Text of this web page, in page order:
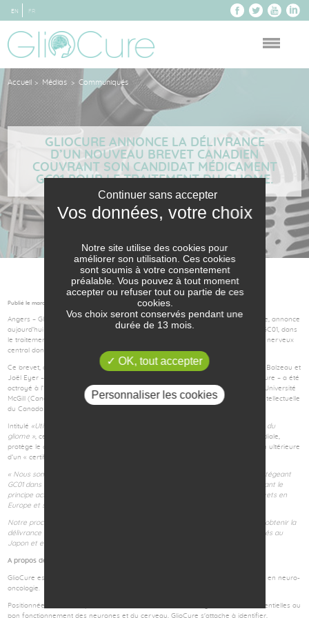
EN FR
Accueil > Médias >Communiqués
GLIOCURE ANNONCE LA DÉLIVRANCE
D’UN NOUVEAU BREVET CANADIEN
COUVRANT SON CANDIDAT MÉDICAMENT
GC01 POUR LE TRAITEMENT DU GLIOME.
Publié le mardi 11 août 2020
Angers – GlioCure SAS, société de biotechnologie spécialisée en neuro-oncologie, annonce
aujourd’hui la délivrance d’un brevet canadien pour son candidat-médicament GC01, dans
le traitement du gliome, le type le plus répandu de tumeur primaire du système nerveux
central dont le glioblastome est la forme la plus agressive (gliome de grade IV).
Ce brevet, ayant pour inventeurs les Drs Alan Peterson, Raphaël Berges, Julien Balzeau et
Joël Eyer – co-fondateur et membre du conseil scientifique et médical de GlioCure – a été
octroyé à l’Institut National de la Santé et de la Recherche Médical (France), à l’Université
McGill (Canada) et à l’Université d’Angers (France) par l’Office de la Propriété Intellectuelle
du Canada sous la référence CA 2 784 091.
Intitulé «Utilisation d’un peptide neurofilamentaire dans le cadre du traitement du
gliome » , ce brevet, pour lequel GlioCure jouit d’une sous-licence exclusive mondiale,
protège le candidat-médicament GC01 jusqu’en 2029, hors l’éventuelle obtention ultérieure
d’un « certificat de protection supplémentaire ».
« Nous sommes très heureux d’avoir obtenu ce nouveau brevet canadien protégeant
GC01 dans son indication thérapeutique principale, après celui de 2015 protégeant le
principe actif lui-même. GC01 est désormais protégé par deux familles de brevets en
Europe et sur l’ensemble de l’Amérique du Nord.
Notre prochain objectif en matière de propriété intellectuelle est désormais d’obtenir la
délivrance d’un brevet d’indication en Inde pour GC01, comme ceux déjà délivrés au
Japon et en Chine »
A propos de GlioCure :
GlioCure est une spin-off des universités d’Angers et McGill Montréal spécialisée en neuro-
oncologie.
Positionnée sur le champ des maladies affectant les cellules gliales, cellules essentielles au
bon fonctionnement des neurones et du cerveau, GlioCure s'attache à identifier,
Notre site utilise des cookies pour
améliorer son utilisation. Ces cookies
sont soumis à votre consentement
préalable. Vous pouvez à tout moment
accepter ou refuser tout ou partie de ces
cookies.
Vos choix seront conservés pendant une
durée de 13 mois.
OK, tout accepter
Continuer sans accepter
Personnaliser les cookies